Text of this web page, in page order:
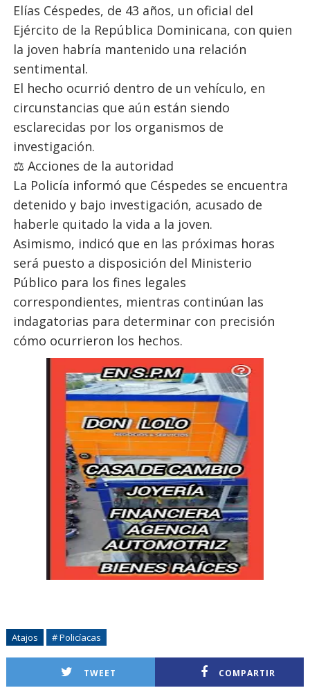
Elías Céspedes, de 43 años, un oficial del
Ejército de la República Dominicana, con quien
la joven habría mantenido una relación
sentimental.
El hecho ocurrió dentro de un vehículo, en
circunstancias que aún están siendo
esclarecidas por los organismos de
investigación.
⚖️ Acciones de la autoridad
La Policía informó que Céspedes se encuentra
detenido y bajo investigación, acusado de
haberle quitado la vida a la joven.
Asimismo, indicó que en las próximas horas
será puesto a disposición del Ministerio
Público para los fines legales
correspondientes, mientras continúan las
indagatorias para determinar con precisión
cómo ocurrieron los hechos.
Atajos # Policíacas
TWEET COMPARTIR